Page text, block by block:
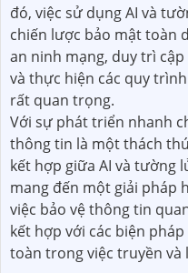
đó, việc sử dụng AI và
chiến lược bảo mật toàn
an ninh mạng, duy trì
và thực hiện các quy
rất quan trọng.
Với sự phát triển nhanh
thông tin là một thách
kết hợp giữa AI và tường
mang đến một giải pháp
việc bảo vệ thông tin
kết hợp với các biện
toàn trong việc truyền